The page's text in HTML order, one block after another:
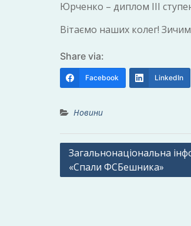
Юрченко – диплом ІІІ
Вітаємо наших колег!
Share via:
Facebook LinkedIn
Новини
Навігація
записів
Загальнонаціональна
«Спали ФСБешника»